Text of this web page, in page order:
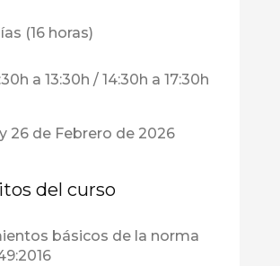
(16 horas)
a 13:30h / 14:30h a 17:30h
26 de Febrero de 2026
del curso
básicos de la norma